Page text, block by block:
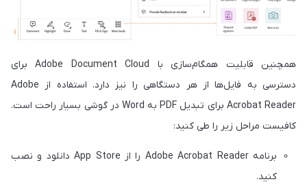
همچنین قابلیت همگام‌سازی با Adobe Document Cloud برای
دسترسی به فایل‌ها از هر دستگاهی را نیز دارد. استفاده از Adobe
Acrobat Reader برای تبدیل PDF به Word در گوشی بسیار راحت است.
کافیست مراحل زیر را طی کنید:
برنامه Adobe Acrobat Reader را از App Store دانلود و نصب
کنید.